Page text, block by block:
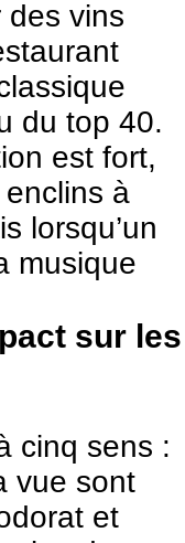
des vins
du top 40.
est fort,
à
lorsqu’un
musique
sur les
cinq sens :
vue sont
et